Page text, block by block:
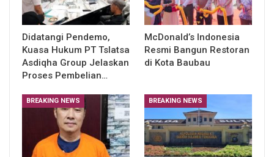
Didatangi Pendemo,
Kuasa Hukum PT Tslatsa
Asdiqha Group Jelaskan
Proses Pembelian…
McDonald’s Indonesia
Resmi Bangun Restoran
di Kota Baubau
BREAKING NEWS BREAKING NEWS